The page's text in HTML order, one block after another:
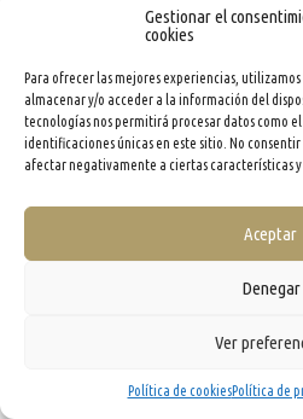
Gestionar el
cookies
Para ofrecer las mejores experiencias,
almacenar y/o acceder a la información del
tecnologías nos permitirá procesar datos como
identificaciones únicas en este sitio. No
afectar negativamente a ciertas características y
Aceptar
Denegar
Ver
Política de cookiesPolítica de